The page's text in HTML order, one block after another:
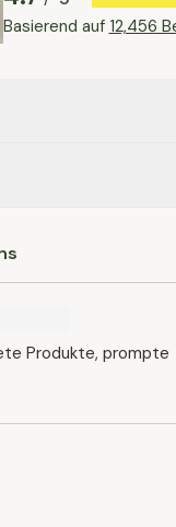
Basierend auf 12,456
Produkte, prompte